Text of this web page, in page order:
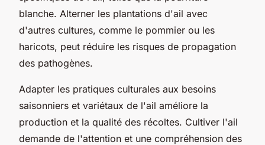
blanche. Alterner les plantations d'ail avec
d'autres cultures, comme le pommier ou les
haricots, peut réduire les risques de propagation
des pathogènes.
Adapter les pratiques culturales aux besoins
saisonniers et variétaux de l'ail améliore la
production et la qualité des récoltes. Cultiver l'ail
demande de l'attention et une compréhension des